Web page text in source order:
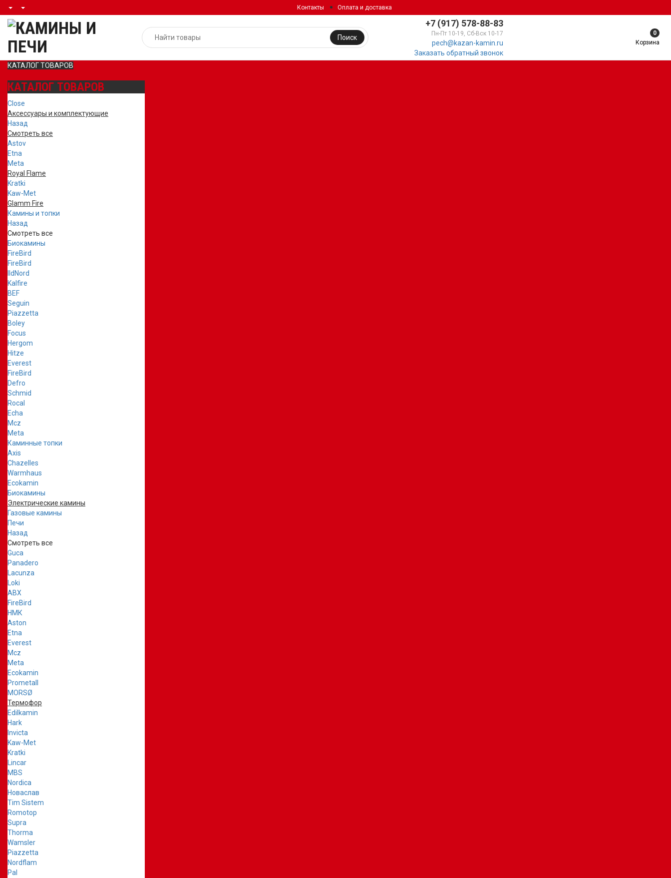
Контакты Оплата и доставка
+7 (917) 578-88-83
Пн-Пт 10-19, Сб-Вск 10-17
pech@kazan-kamin.ru
Заказать обратный звонок
Поиск
0
Корзина
КАТАЛОГ ТОВАРОВ
КАТАЛОГ ТОВАРОВ
Close
Аксессуары и комплектующие
Назад
Смотреть все
Astov
Etna
Meta
Royal Flame
Kratki
Kaw-Met
Glamm Fire
Камины и топки
Назад
Смотреть все
Биокамины
FireBird
FireBird
IldNord
Kalfire
BEF
Seguin
Piazzetta
Boley
Focus
Hergom
Hitze
Everest
FireBird
Defro
Schmid
Rocal
Echa
Mcz
Meta
Каминные топки
Axis
Chazelles
Warmhaus
Ecokamin
Биокамины
Электрические камины
Газовые камины
Печи
Назад
Смотреть все
Guca
Panadero
Lacunza
Loki
ABX
FireBird
НМК
Aston
Etna
Everest
Mcz
Meta
Ecokamin
Prometall
MORSØ
Термофор
Edilkamin
Hark
Invicta
Kaw-Met
Kratki
Lincar
MBS
Nordica
Новаслав
Tim Sistem
Romotop
Supra
Thorma
Wamsler
Piazzetta
Nordflam
Pal